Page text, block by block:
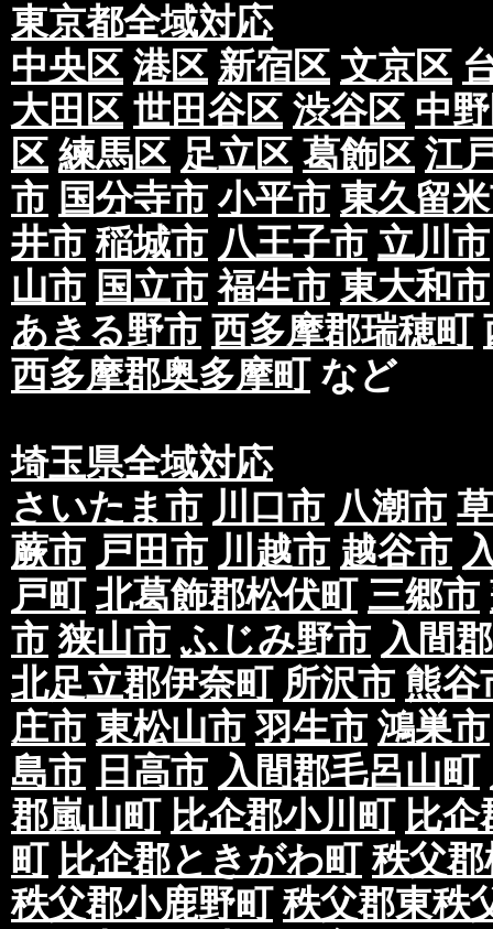
東京都全域対応
中央区 港区 新宿区 文京区
大田区 世田谷区 渋谷区 中
区 練馬区 足立区 葛飾区 江
市 国分寺市 小平市 東久留
井市 稲城市 八王子市 立川市
山市 国立市 福生市 東大和市
あきる野市 西多摩郡瑞穂町
西多摩郡奥多摩町など
埼玉県全域対応
さいたま市 川口市 八潮市
蕨市 戸田市 川越市 越谷市
戸町 北葛飾郡松伏町 三郷市
市 狭山市 ふじみ野市 入間
北足立郡伊奈町 所沢市 熊谷
庄市 東松山市 羽生市 鴻巣市
島市 日高市 入間郡毛呂山町
郡嵐山町 比企郡小川町 比
町 比企郡ときがわ町 秩父
秩父郡小鹿野町 秩父郡東秩